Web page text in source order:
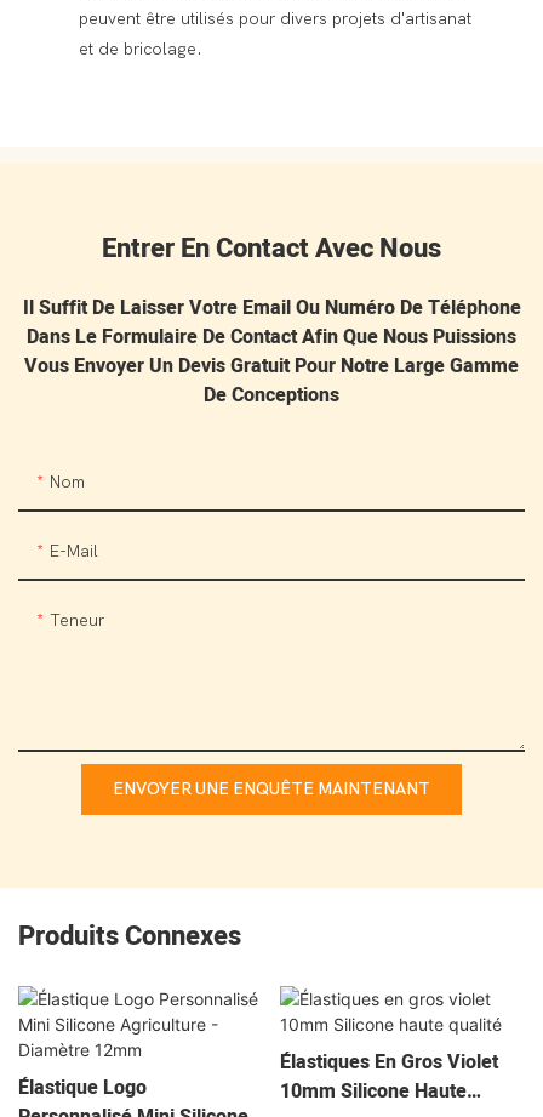
peuvent être utilisés pour divers projets d'artisanat
et de bricolage.
Entrer En Contact Avec Nous
Il Suffit De Laisser Votre Email Ou Numéro De Téléphone
Dans Le Formulaire De Contact Afin Que Nous Puissions
Vous Envoyer Un Devis Gratuit Pour Notre Large Gamme
De Conceptions
Nom
E-Mail
Teneur
ENVOYER UNE ENQUÊTE MAINTENANT
Produits Connexes
Élastique Logo
Élastiques En Gros Violet
10mm Silicone Haute